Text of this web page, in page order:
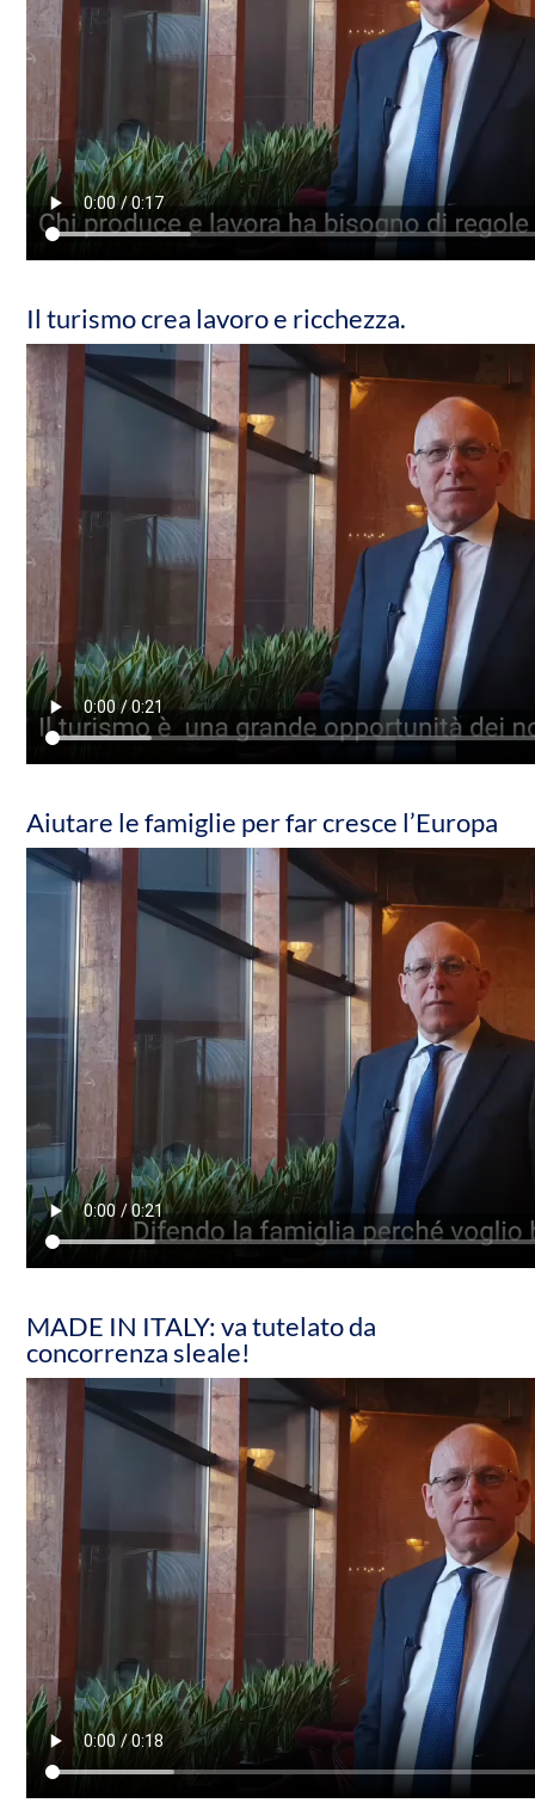
Il turismo crea lavoro e ricchezza.
Aiutare le famiglie per far cresce l’Europa
MADE IN ITALY: va tutelato da
concorrenza sleale!